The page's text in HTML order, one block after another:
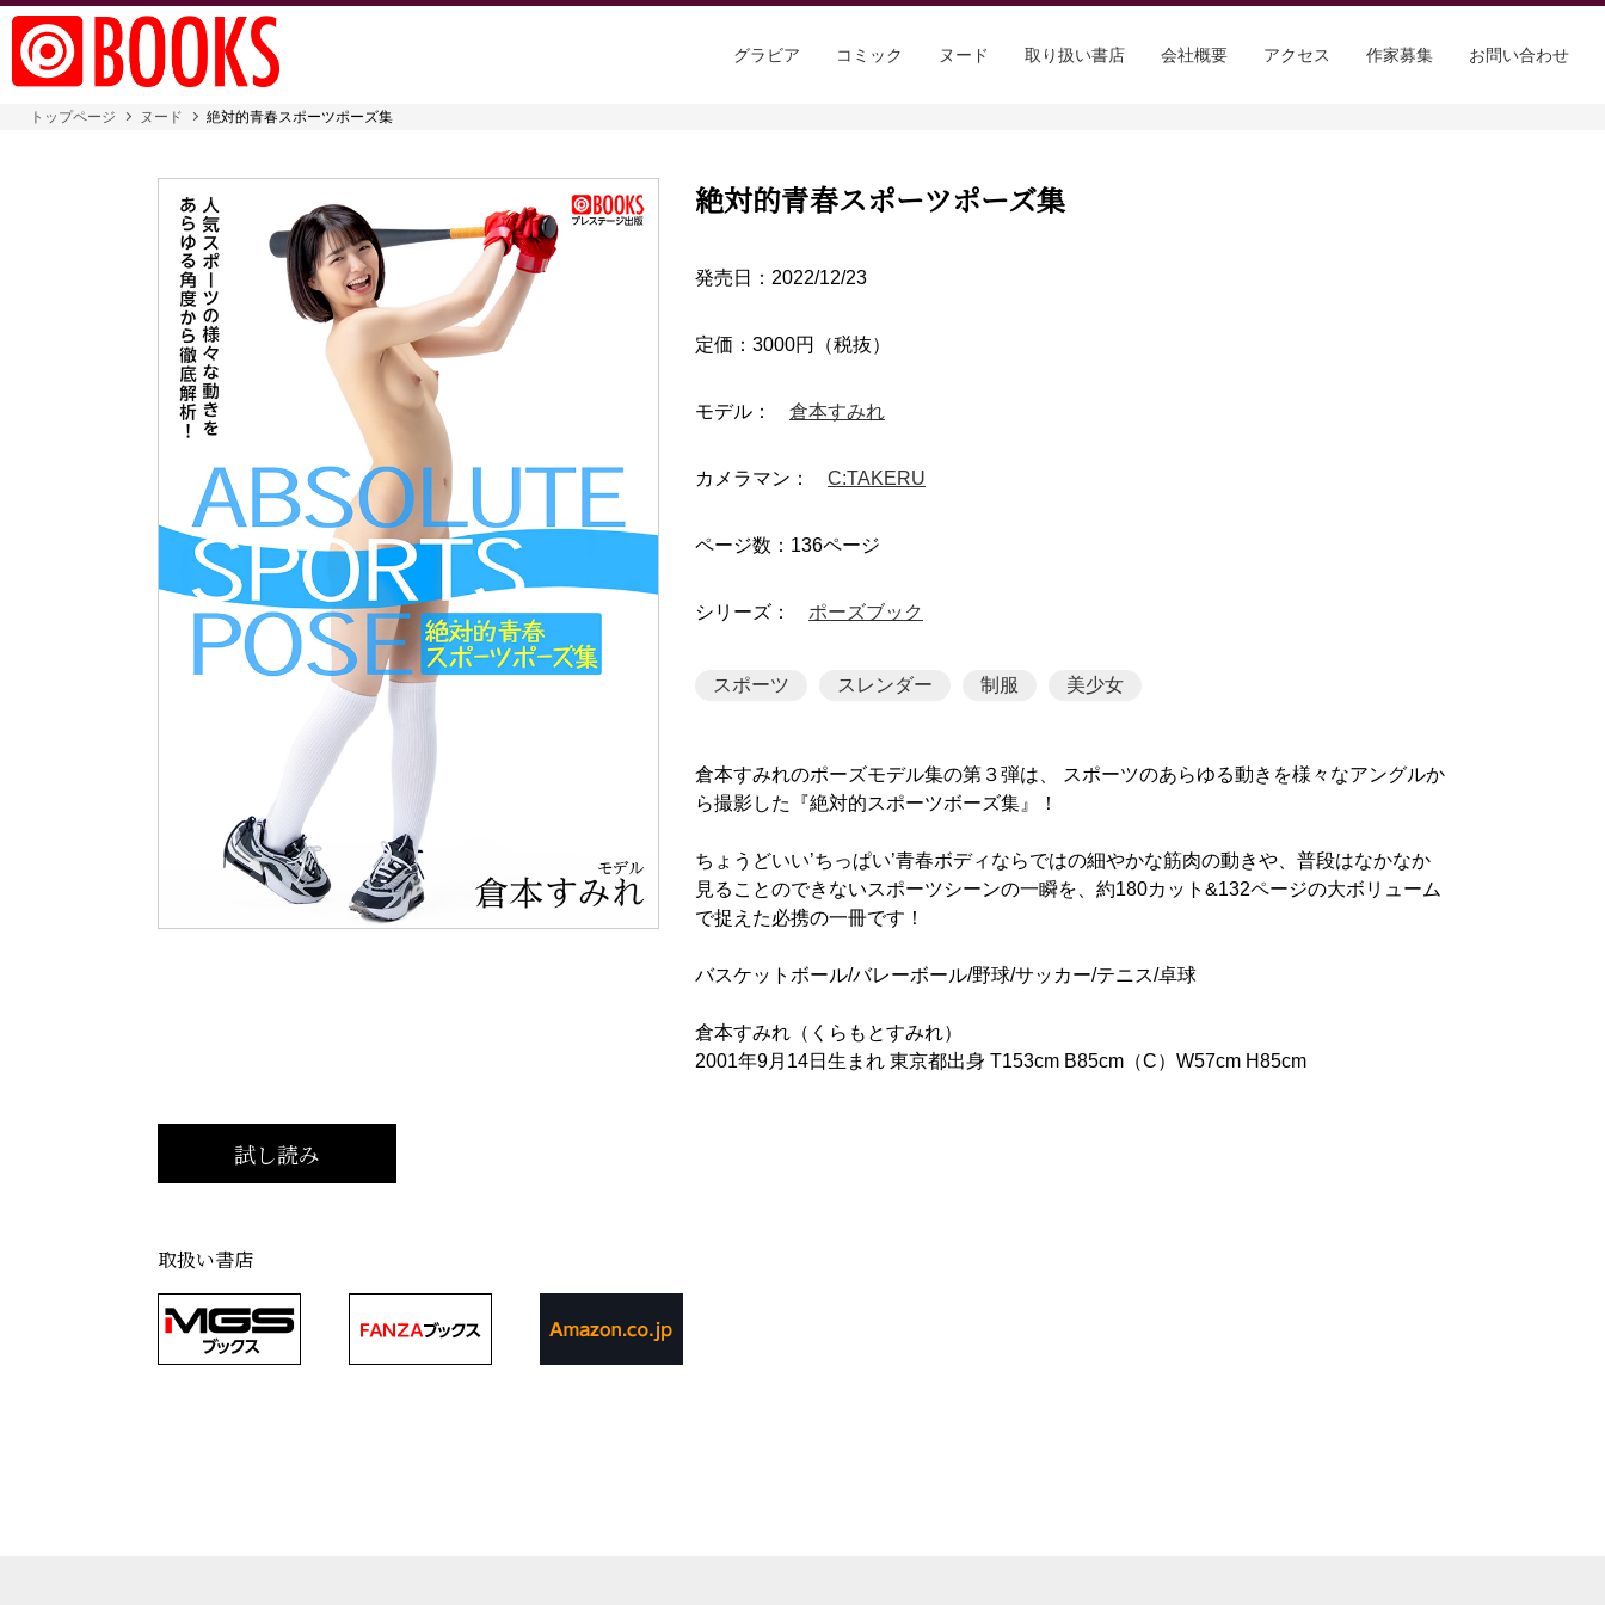
グラビア コミック ヌード 取り扱い書店 会社概要 アクセス 作家募集 お問い合わせ
トップページ ヌード 絶対的青春スポーツポーズ集
絶対的青春スポーツポーズ集
発売日：2022/12/23
定価：3000円（税抜）
モデル： 倉本すみれ
カメラマン： C:TAKERU
ページ数：136ページ
シリーズ： ポーズブック
スポーツ スレンダー 制服 美少女
倉本すみれのポーズモデル集の第３弾は、 スポーツのあらゆる動きを様々なアングルか
ら撮影した『絶対的スポーツボーズ集』！
ちょうどいい’ちっぱい’青春ボディならではの細やかな筋肉の動きや、普段はなかなか
見ることのできないスポーツシーンの一瞬を、約180カット&132ページの大ボリューム
で捉えた必携の一冊です！
バスケットボール/バレーボール/野球/サッカー/テニス/卓球
倉本すみれ（くらもとすみれ）
2001年9月14日生まれ 東京都出身 T153cm B85cm（C）W57cm H85cm
取扱い書店